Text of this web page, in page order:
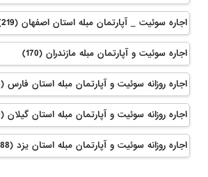
اجاره سوئیت _ آپارتمان مبله استان اصفهان (219)
اجاره سوئیت و آپارتمان مبله مازندران (170)
اجاره روزانه سوئیت و آپارتمان مبله استان فارس (123)
اجاره روزانه سوئیت و آپارتمان مبله استان گیلان (99)
اجاره روزانه سوئیت و آپارتمان مبله استان یزد (88)